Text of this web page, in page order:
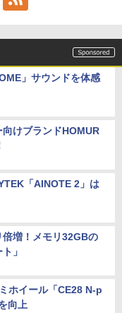
」サウンドを体感
けブランドHOMUR
「AINOTE 2」は
増！メモリ32GBの
」
ホイール「CE28 N-p
向上